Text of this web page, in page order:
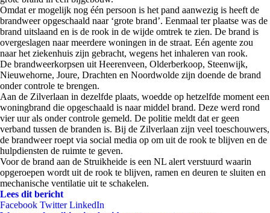
Omdat er mogelijk nog één persoon is het pand aanwezig is heeft de
brandweer opgeschaald naar ‘grote brand’. Eenmaal ter plaatse was de
brand uitslaand en is de rook in de wijde omtrek te zien. De brand is
overgeslagen naar meerdere woningen in de straat. Eén agente zou
naar het ziekenhuis zijn gebracht, wegens het inhaleren van rook.
De brandweerkorpsen uit Heerenveen, Olderberkoop, Steenwijk,
Nieuwehorne, Joure, Drachten en Noordwolde zijn doende de brand
onder controle te brengen.
Aan de Zilverlaan in dezelfde plaats, woedde op hetzelfde moment een
woningbrand die opgeschaald is naar middel brand. Deze werd rond
vier uur als onder controle gemeld. De politie meldt dat er geen
verband tussen de branden is. Bij de Zilverlaan zijn veel toeschouwers,
de brandweer roept via social media op om uit de rook te blijven en de
hulpdiensten de ruimte te geven.
Voor de brand aan de Struikheide is een NL alert verstuurd waarin
opgeroepen wordt uit de rook te blijven, ramen en deuren te sluiten en
mechanische ventilatie uit te schakelen.
Lees dit bericht
Facebook Twitter LinkedIn